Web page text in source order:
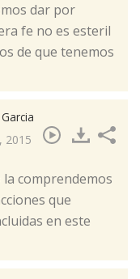
dar por
fe no es esteril
de que tenemos
2015
la comprendemos
que
en este